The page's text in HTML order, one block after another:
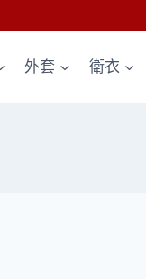
外套 衛衣